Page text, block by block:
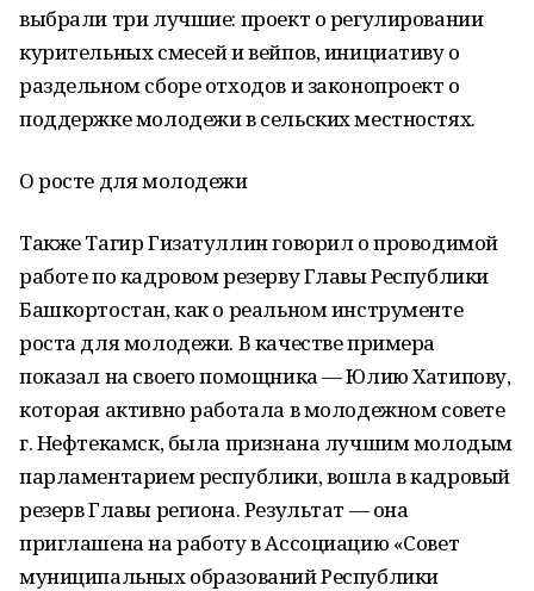
выбрали три лучшие: проект о регулировании
курительных смесей и вейпов, инициативу о
раздельном сборе отходов и законопроект о
поддержке молодежи в сельских местностях.
О росте для молодежи
Также Тагир Гизатуллин говорил о проводимой
работе по кадровом резерву Главы Республики
Башкортостан, как о реальном инструменте
роста для молодежи. В качестве примера
показал на своего помощника — Юлию Хатипову,
которая активно работала в молодежном совете
г. Нефтекамск, была признана лучшим молодым
парламентарием республики, вошла в кадровый
резерв Главы региона. Результат — она
приглашена на работу в Ассоциацию «Совет
муниципальных образований Республики